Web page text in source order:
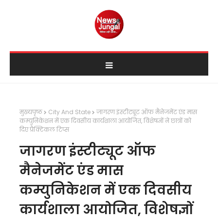
मुख्यपृष्ठ City And State
जागरण इंस्टीट्यूट ऑफ मैनेजमेंट एंड मास
कम्युनिकेशन में एक दिवसीय कार्यशाला आयोजित, विशेषज्ञों ने छात्रों को
दिए प्रैक्टिकल टिप्स
जागरण इंस्टीट्यूट ऑफ
मैनेजमेंट एंड मास
कम्युनिकेशन में एक दिवसीय
कार्यशाला आयोजित, विशेषज्ञों